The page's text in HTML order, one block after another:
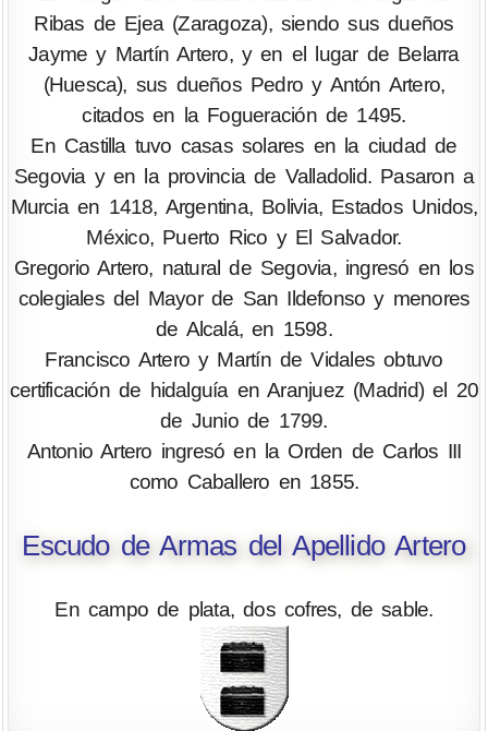
Ribas de Ejea (Zaragoza), siendo sus dueños
Jayme y Martín Artero, y en el lugar de Belarra
(Huesca), sus dueños Pedro y Antón Artero,
citados en la Fogueración de 1495.
En Castilla tuvo casas solares en la ciudad de
Segovia y en la provincia de Valladolid. Pasaron a
Murcia en 1418, Argentina, Bolivia, Estados Unidos,
México, Puerto Rico y El Salvador.
Gregorio Artero, natural de Segovia, ingresó en los
colegiales del Mayor de San Ildefonso y menores
de Alcalá, en 1598.
Francisco Artero y Martín de Vidales obtuvo
certificación de hidalguía en Aranjuez (Madrid) el 20
de Junio de 1799.
Antonio Artero ingresó en la Orden de Carlos III
como Caballero en 1855.
Escudo de Armas del Apellido Artero
En campo de plata, dos cofres, de sable.